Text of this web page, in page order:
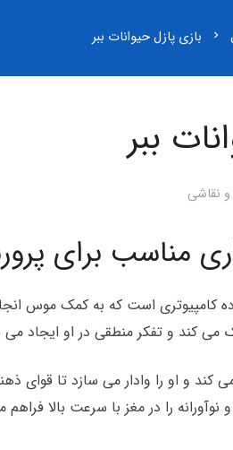
chevron_right بازی پازل حیوانات ببر
ببر
نقاشی
مناسب برای
کامپیوتری است که به کمک موس
می کند و تفکر منطقی در او ایجاد
و او را وادار می سازد تا قوای
نوآورانه را در مغز با سرعت بالا فراهم